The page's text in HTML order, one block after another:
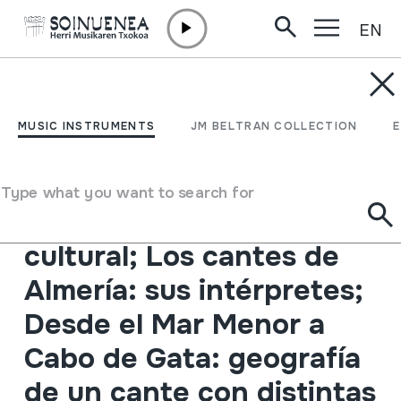
MUSIC INSTRUMENTS JM BELTRAN COLLECTION
Type what you want to search for
EN
Los Cantes y el Flamenco
Provincial; Los cantes de
cultural; Los cantes de
Almería: sus intérpretes;
Desde el Mar Menor a
Cabo de Gata: geografía
de un cante con distintas